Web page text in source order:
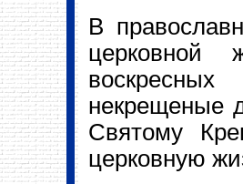
В
церковной
некрещеные
Святому
церковную